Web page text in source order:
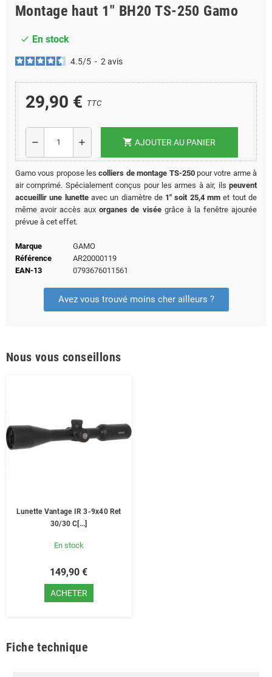
Montage haut 1" BH20 TS-250 Gamo
check En stock
4.5/5 - 2 avis
29,90 € TTC
remove add shopping_cart AJOUTER AU PANIER
Gamo vous propose lescolliers de montage TS-250pour votre arme à
air comprimé. Spécialement conçus pour les armes à air, ils peuvent
accueillir une lunetteavec un diamètre de 1" soit 25,4 mm et tout de
même avoir accès auxorganes de viséegrâce à la fenêtre ajourée
prévue à cet effet.
Marque
GAMO
Référence
AR20000119
EAN-13
0793676011561
Avez vous trouvé moins cher ailleurs ?
Nous vous conseillons
Lunette Vantage IR 3-9x40 Ret
30/30 C[...]
En stock
149,90 €
ACHETER
Fiche technique